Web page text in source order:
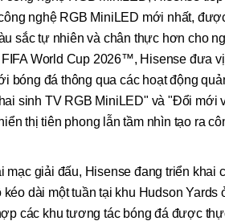
nghệ RGB MiniLED mới nhất,
sắc tự nhiên và chân thực hơn cho
World Cup 2026™, Hisense đưa
bóng đá thông qua các hoạt động
sinh TV RGB MiniLED" và "Đổi
thị tiên phong lẫn tầm nhìn tạo ra
giải đấu, Hisense đang triển khai
dài một tuần tại khu Hudson Yards
các khu tương tác bóng đá được